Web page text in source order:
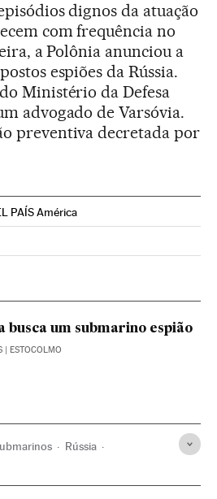
dignos da atuação
com frequência no
a Polônia anunciou a
espiões da Rússia.
Ministério da Defesa
advogado de Varsóvia.
preventiva decretada por
PAÍS América
en Twitter
Brasil en Instagram
País Brasil en Facebook
busca um submarino espião
| ESTOCOLMO
Rússia